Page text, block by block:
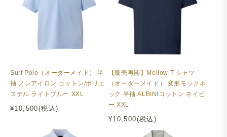
Surf Polo（オーダーメイド） 半
袖 ノンアイロン コットン/ポリエ
ステル ライトブルー XXL
¥10,500(税込)
【販売再開】Mellow T-シャツ
（オーダーメイド） 変形モックネ
ック 半袖 ALBINIコットン ネイビ
ー XXL
¥10,500(税込)